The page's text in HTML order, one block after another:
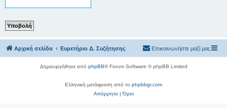
Αρχική σελίδα Ευρετήριο Δ. Συζήτησης Επικοινωνήστε μαζί μας
Δημιουργήθηκε από phpBB® Forum Software © phpBB Limited
Ελληνική μετάφραση από το phpbbgr.com
Απόρρητο|Όροι